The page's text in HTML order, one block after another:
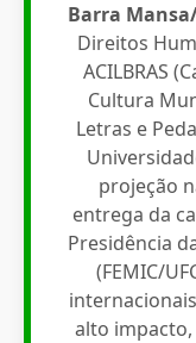
Barra Mansa/
Direitos
ACILBRAS
Cultura
Letras e
projeção
entrega da
Presidência
(FEMIC/
alto